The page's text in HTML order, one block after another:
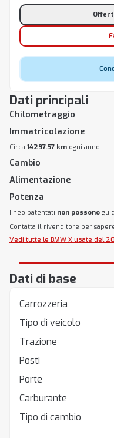
Dati principali
Chilometraggio
Immatricolazione
Circa 14297.57 km ogni anno
Cambio
Alimentazione
Potenza
I neo patentati non possono
Contatta il rivenditore per
Vedi tutte le BMW X usate del
Dati di base
Carrozzeria
Tipo di veicolo
Trazione
Posti
Porte
Carburante
Tipo di cambio